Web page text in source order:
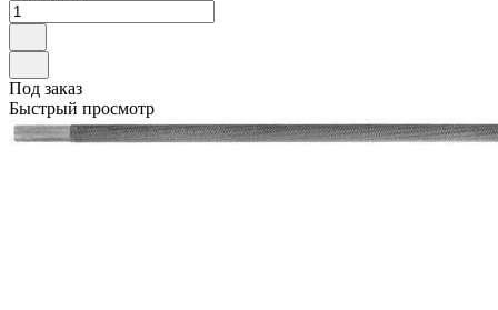
Под заказ
Быстрый просмотр